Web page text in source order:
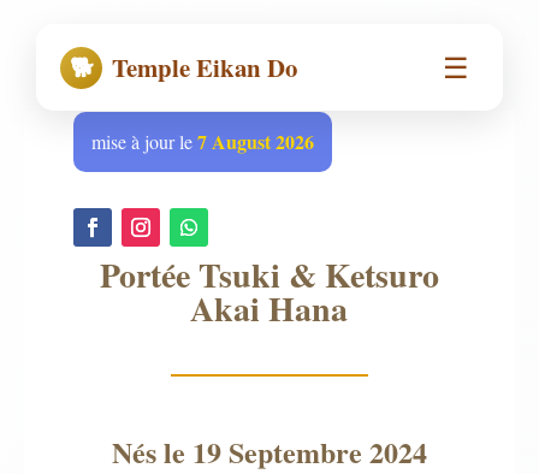
🐕 Temple Eikan Do ☰
mise à jour le7 August 2026
Portée Tsuki & Ketsuro
Akai Hana
Nés le 19 Septembre 2024